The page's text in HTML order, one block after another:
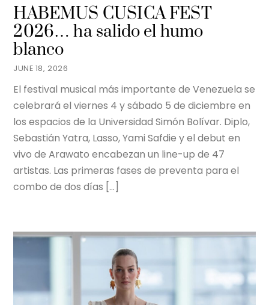
JUNE 18, 2026
HABEMUS CUSICA FEST
2026… ha salido el humo
blanco
El festival musical más importante de Venezuela se
celebrará el viernes 4 y sábado 5 de diciembre en
los espacios de la Universidad Simón Bolívar. Diplo,
Sebastián Yatra, Lasso, Yami Safdie y el debut en
vivo de Arawato encabezan un line-up de 47
artistas. Las primeras fases de preventa para el
combo de dos días […]